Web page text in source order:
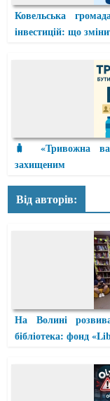
Ковельська
інвестицій: що
🧳 «Тривожна
захищеним
Від авторів:
На Волині
бібліотека: фонд